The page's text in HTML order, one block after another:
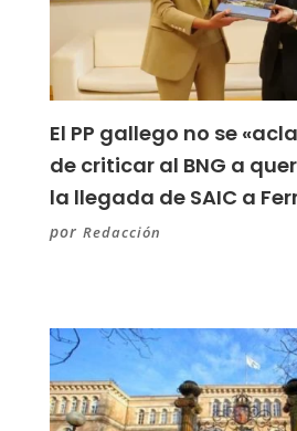
El PP gallego no se
de criticar al BNG a
la llegada de SAIC a
por Redacción